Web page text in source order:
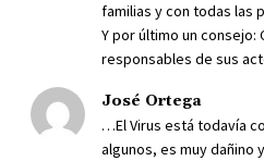
familias y con todas las
Y por último un
responsables de sus
José Ortega
…El Virus está todavía
algunos, es muy dañino